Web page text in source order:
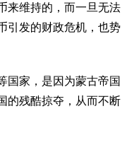
来维持的，而一旦无法
引发的财政危机，也势
国家，是因为蒙古帝国
的残酷掠夺，从而不断